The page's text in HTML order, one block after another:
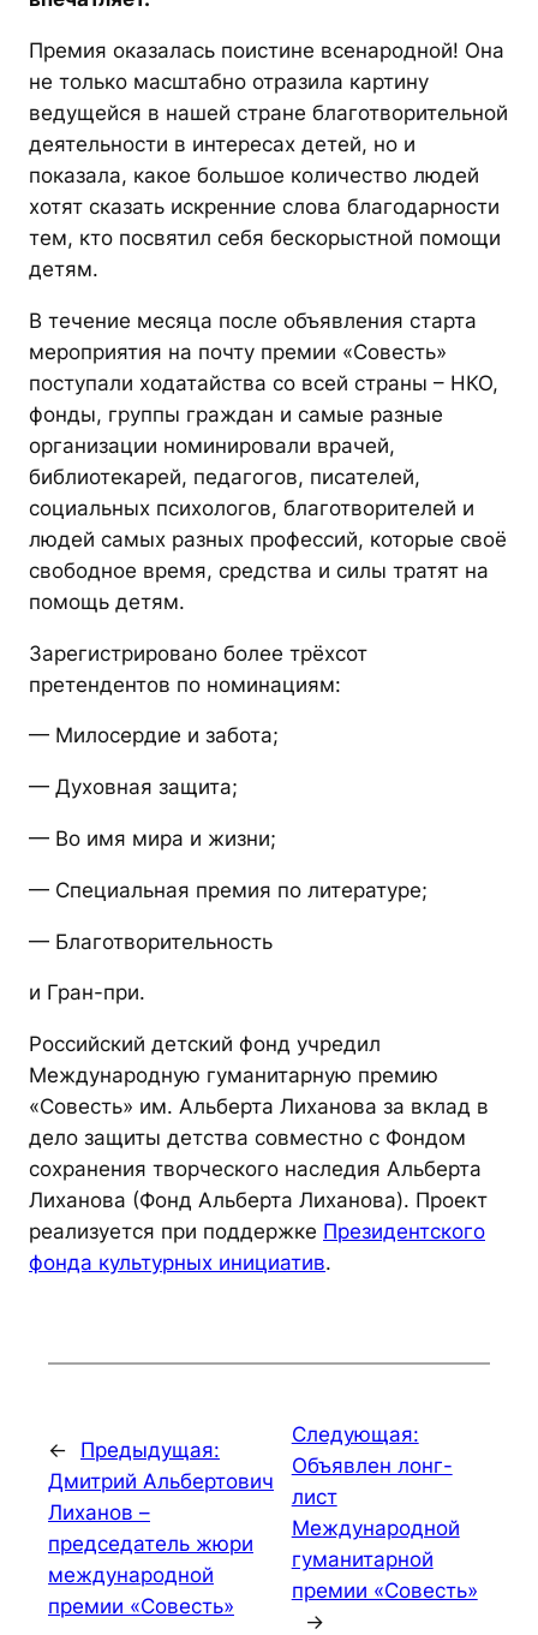
Премия оказалась поистине всенародной! Она
не только масштабно отразила картину
ведущейся в нашей стране благотворительной
деятельности в интересах детей, но и
показала, какое большое количество людей
хотят сказать искренние слова благодарности
тем, кто посвятил себя бескорыстной помощи
детям.
В течение месяца после объявления старта
мероприятия на почту премии «Совесть»
поступали ходатайства со всей страны – НКО,
фонды, группы граждан и самые разные
организации номинировали врачей,
библиотекарей, педагогов, писателей,
социальных психологов, благотворителей и
людей самых разных профессий, которые своё
свободное время, средства и силы тратят на
помощь детям.
Зарегистрировано более трёхсот
претендентов по номинациям:
— Милосердие и забота;
— Духовная защита;
— Во имя мира и жизни;
— Специальная премия по литературе;
— Благотворительность
и Гран-при.
Российский детский фонд учредил
Международную гуманитарную премию
«Совесть» им. Альберта Лиханова за вклад в
дело защиты детства совместно с Фондом
сохранения творческого наследия Альберта
Лиханова (Фонд Альберта Лиханова). Проект
реализуется при поддержке Президентского
фонда культурных инициатив.
←
Предыдущая:
Дмитрий Альбертович
Лиханов –
председатель жюри
международной
премии «Совесть»
Следующая:
Объявлен лонг-
лист
Международной
гуманитарной
премии «Совесть»
→